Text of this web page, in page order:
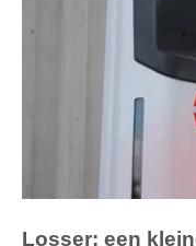
Losser: een